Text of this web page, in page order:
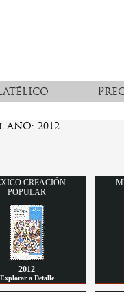
2012
CREACIÓN
POPULAR
2012
Explorar a Detalle